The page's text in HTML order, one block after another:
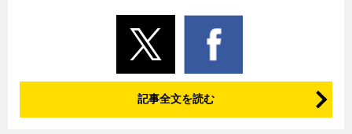
記事全文を読む